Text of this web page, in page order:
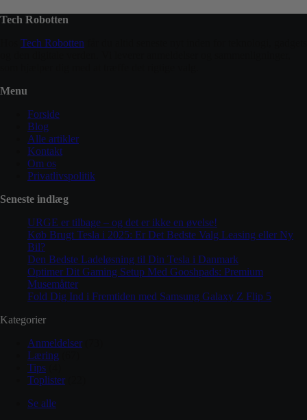
Tech Robotten
Tech Robotten
Menu
Forside
Blog
Alle artikler
Kontakt
Om os
Privatlivspolitik
Seneste indlæg
URGE er tilbage – og det er ikke en øvelse!
Køb Brugt Tesla i 2025: Er Det Bedste Valg Leasing eller Ny
Bil?
Den Bedste Ladeløsning til Din Tesla i Danmark
Optimer Dit Gaming Setup Med Gooshpads: Premium
Musemåtter
Fold Dig Ind i Fremtiden med Samsung Galaxy Z Flip 5
Kategorier
Anmeldelser
Læring
Tips
Toplister
Se alle